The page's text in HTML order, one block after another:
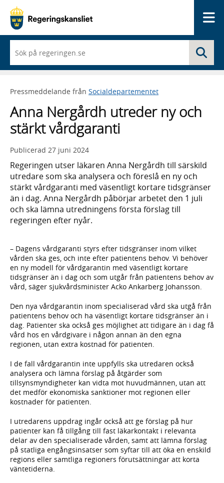
du
börjar
skriva
framträder
lista
med
sökförslag
Pressmeddelande från Socialdepartementet
Anna Nergårdh utreder ny och
stärkt vårdgaranti
Publicerad 27 juni 2024
Regeringen utser läkaren Anna Nergårdh till särskild
utredare som ska analysera och föreslå en ny och
stärkt vårdgaranti med väsentligt kortare tidsgränser
än i dag. Anna Nergårdh påbörjar arbetet den 1 juli
och ska lämna utredningens första förslag till
regeringen efter nyår.
– Dagens vårdgaranti styrs efter tidsgränser inom vilket
vården ska ges, och inte efter patientens behov. Vi behöver
en ny modell för vårdgarantin med väsentligt kortare
tidsgränser än i dag och som utgår från patientens behov av
vård, säger sjukvårdsminister Acko Ankarberg Johansson.
Den nya vårdgarantin inom specialiserad vård ska utgå från
patientens behov och ha väsentligt kortare tidsgränser än i
dag. Patienter ska också ges möjlighet att tidigare än i dag få
vård hos en vårdgivare i någon annan än den egna
regionen, utan extra kostnad för patienten.
I de fall vårdgarantin inte uppfylls ska utredaren också
analysera och lämna förslag på åtgärder som
tillsynsmyndigheter kan vidta mot huvudmännen, utan att
det medför ekonomiska sanktioner mot regionen eller
kostnader för patienten.
I utredarens uppdrag ingår också att ge förslag på hur
patienter kan få tillgång till fast läkarkontakt i relevanta
delar av den specialiserade vården, samt att lämna förslag
på statliga engångsinsatser som syftar till att öka en enskild
regions eller samtliga regioners förutsättningar att korta
väntetiderna.